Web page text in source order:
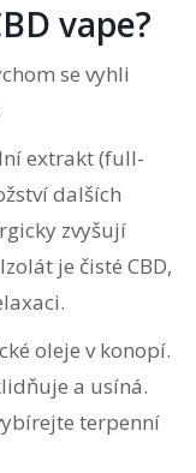
vape?
se vyhli
extrakt (full-
dalších
zvyšují
je čisté CBD,
oleje v konopí.
a usíná.
terpenní